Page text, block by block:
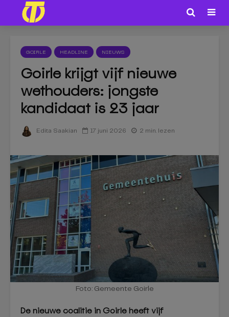
GOIRLE HEADLINE NIEUWS
Goirle krijgt vijf nieuwe
wethouders: jongste
kandidaat is 23 jaar
Edita Saakian 17 juni 2026 2 min. lezen
Foto: Gemeente Goirle
De nieuwe coalitie in Goirle heeft vijf